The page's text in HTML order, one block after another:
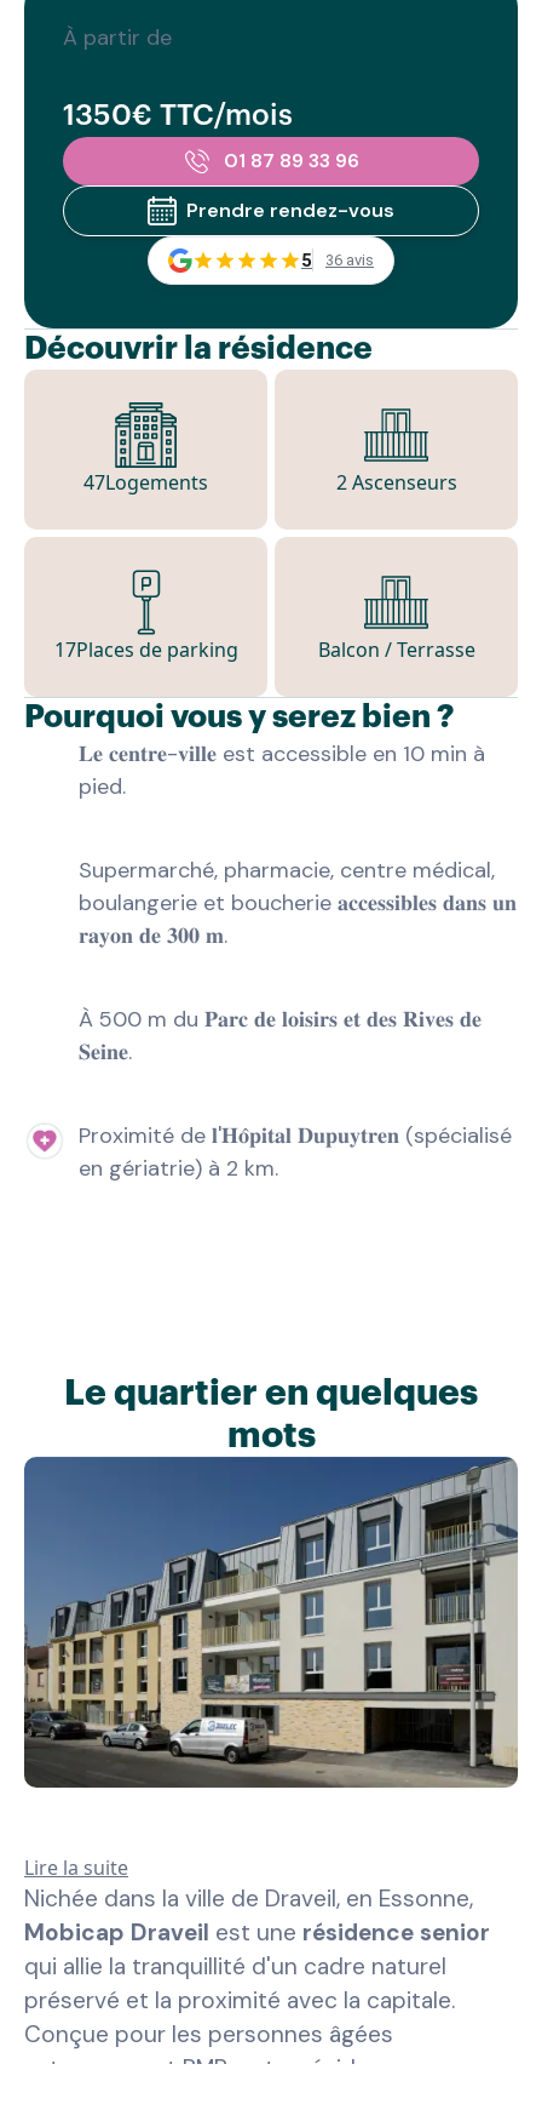
À partir de
1350€ TTC/mois
01 87 89 33 96
Prendre rendez-vous
5 36 avis
Découvrir la résidence
47Logements 2 Ascenseurs
17Places de parking Balcon / Terrasse
Pourquoi vous y serez bien ?
𝐋𝐞 𝐜𝐞𝐧𝐭𝐫𝐞-𝐯𝐢𝐥𝐥𝐞 est accessible en 10 min à
pied.
Supermarché, pharmacie, centre médical,
boulangerie et boucherie 𝐚𝐜𝐜𝐞𝐬𝐬𝐢𝐛𝐥𝐞𝐬 𝐝𝐚𝐧𝐬 𝐮𝐧
𝐫𝐚𝐲𝐨𝐧 𝐝𝐞 𝟑𝟎𝟎 𝐦.
À 500 m du 𝐏𝐚𝐫𝐜 𝐝𝐞 𝐥𝐨𝐢𝐬𝐢𝐫𝐬 𝐞𝐭 𝐝𝐞𝐬 𝐑𝐢𝐯𝐞𝐬 𝐝𝐞
𝐒𝐞𝐢𝐧𝐞.
Proximité de 𝐥'𝐇𝐨̂𝐩𝐢𝐭𝐚𝐥 𝐃𝐮𝐩𝐮𝐲𝐭𝐫𝐞𝐧 (spécialisé
en gériatrie) à 2 km.
Le quartier en quelques
mots
Lire la suite
Nichée dans la ville de Draveil, en Essonne,
Mobicap Draveil est une résidence senior
qui allie la tranquillité d'un cadre naturel
préservé et la proximité avec la capitale.
Conçue pour les personnes âgées
autonomes et PMR, notre résidence propose